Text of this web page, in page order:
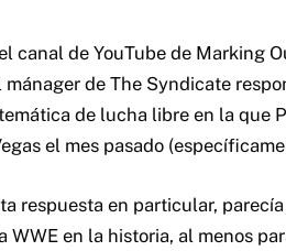
canal de YouTube de Marking
mánager de The Syndicate
de lucha libre en la que
el mes pasado
respuesta en particular,
WWE en la historia, al menos